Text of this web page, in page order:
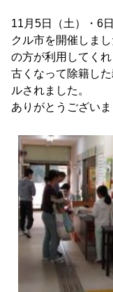
11月5日（土）・6
クル市を開催しま
の方が利用してくれ
古くなって除籍し
ルされました。
ありがとうございま